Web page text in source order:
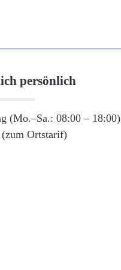
persönlich
(Mo.–Sa.: 08:00 –
Ortstarif)